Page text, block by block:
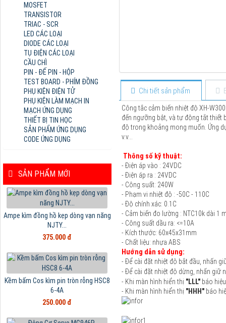
Chi tiết sản phẩm
Công tắc cảm biến nhiệt độ XH-
đến ngưỡng bật, và tự động tắt thiết
độ trong khoảng mong muốn. Ứng
v.v…
Thông số kỹ thuật:
- Điện áp vào : 24VDC
- Điện áp ra : 24VDC
- Công suất: 240W
- Phạm vi nhiệt độ : -50C - 110C
- Độ chính xác: 0.1C
- Cảm biến đo lường : NTC10k dài 1
- Công suất dầu ra: <=10A
- Kích thước: 60x45x31mm
- Chất liệu: nhựa ABS
Hướng dẫn sử dụng:
- Để cài đặt nhiệt độ bắt đầu, nhấn
- Để cài đặt nhiệt độ dừng, nhấn giữ
- Khi màn hình hiển thị "LLL" báo
- Khi màn hình hiển thị "HHH" báo
MOSFET
TRANSISTOR
TRIAC - SCR
LED CÁC LOẠI
DIODE CÁC LOẠI
TỤ ĐIỆN CÁC LOẠI
CẦU CHÌ
PIN - ĐẾ PIN - HỘP
TEST BOARD - PHÍM ĐỒNG
PHỤ KIỆN ĐIỆN TỬ
PHỤ KIỆN LÀM MẠCH IN
MẠCH ỨNG DỤNG
THIẾT BỊ TIN HỌC
SẢN PHẨM ỨNG DỤNG
CODE ỨNG DỤNG
SẢN PHẨM MỚI
Ampe kìm đồng hồ kẹp dòng vạn năng
NJTY...
375.000 đ
Kềm bấm Cos kìm pin tròn rỗng HSC8
6-4A
250.000 đ